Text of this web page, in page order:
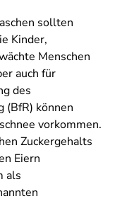
sollten
Kinder,
Menschen
auch für
des
(BfR) können
vorkommen.
Zuckergehalts
Eiern
als